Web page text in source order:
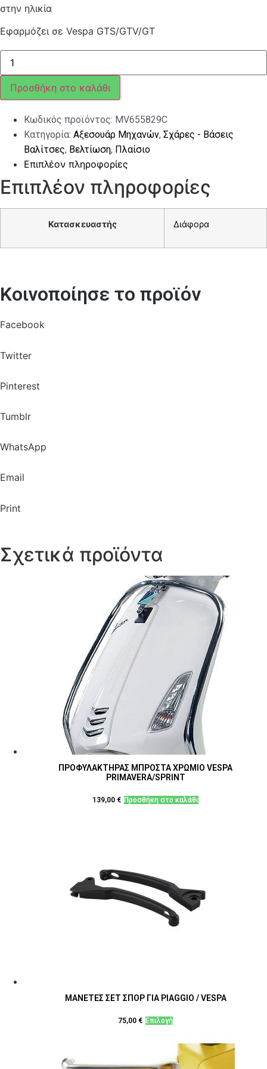
στην ηλικία
Εφαρμόζει σε Vespa GTS/GTV/GT
ΣΧΑΡΑ
ΠΙΣΩ
ΧΡΩΜΙΟ
VESPA
GTS
ποσότητα
Προσθήκη στο καλάθι
Κωδικός προϊόντος: MV655829C
Κατηγορία: Αξεσουάρ Μηχανών, Σχάρες - Βάσεις
Βαλίτσες, Βελτίωση, Πλαίσιο
Επιπλέον πληροφορίες
Επιπλέον πληροφορίες
Κατασκευαστής Διάφορα
Κοινοποίησε το προϊόν
Facebook
Twitter
Pinterest
Tumblr
WhatsApp
Email
Print
Σχετικά προϊόντα
ΠΡΟΦΥΛΑΚΤΗΡΑΣ ΜΠΡΟΣΤΑ ΧΡΩΜΙΟ VESPA
PRIMAVERA/SPRINT
139,00 € Προσθήκη στο καλάθι
ΜΑΝΕΤΕΣ ΣΕΤ ΣΠΟΡ ΓΙΑ PIAGGIO / VESPA
75,00 € ΕπιλογήΑυτό
προϊόν
έχει